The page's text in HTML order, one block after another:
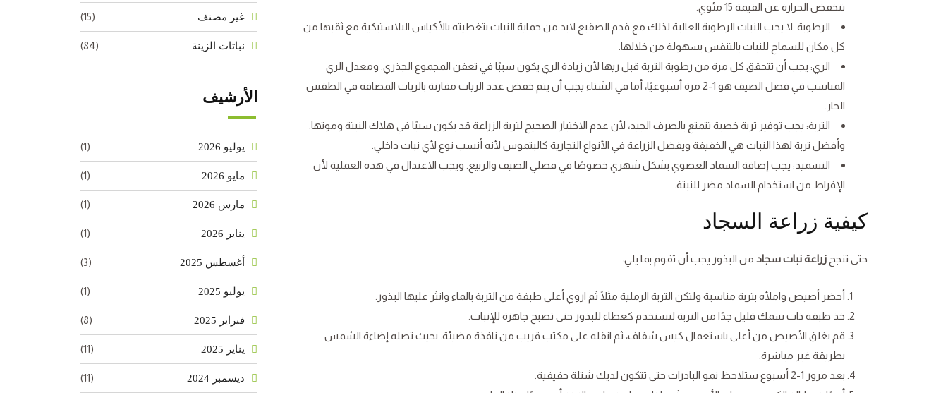
تنخفض الحرارة عن القيمة 15 مئوي.
الرطوبة: لا يحب النبات الرطوبة العالية لذلك مع قدم الصقيع لابد من حماية النبات بتغطيته بالأكياس البلاستيكية مع ثقبها من
كل مكان للسماح للنبات بالتنفس بسهولة من خلالها.
الري: يجب أن تتحقق كل مرة من رطوبة التربة قبل ريها لأن زيادة الري يكون سببًا في تعفن المجموع الجذري. ومعدل الري
المناسب في فصل الصيف هو 1-2 مرة أسبوعيًا، أما في الشتاء يجب أن يتم خفض عدد الريات مقارنة بالريات المضافة في الطقس
الحار.
التربة: يجب توفير تربة خصبة تتمتع بالصرف الجيد، لأن عدم الاختيار الصحيح لتربة الزراعة قد يكون سببًا في هلاك النبتة وموتها.
وأفضل تربة لهذا النبات هي الخفيفة ويفضل الزراعة في الأنواع التجارية كالبتموس لأنه أنسب نوع لأي نبات داخلي.
التسميد: يجب إضافة السماد العضوي بشكل شهري خصوصًا في فصلي الصيف والربيع. ويجب الاعتدال في هذه العملية لأن
الإفراط من استخدام السماد مضر للنبتة.
كيفية زراعة السجاد
حتى تنجح زراعة نبات سجاد من البذور يجب أن تقوم بما يلي:
أحضر أصيص واملأه بتربة مناسبة ولتكن التربة الرملية مثلًا ثم اروي أعلى طبقة من التربة بالماء وانثر عليها البذور.
خذ طبقة ذات سمك قليل جدًا من التربة لتستخدم كغطاء للبذور حتى تصبح جاهزة للإنبات.
قم بغلق الأصيص من أعلى باستعمال كيس شفاف، ثم انقله على مكتب قريب من نافذة مضيئة. بحيث تصله إضاءة الشمس
بطريقة غير مباشرة.
بعد مرور 1-2 أسبوع ستلاحظ نمو البادرات حتى تتكون لديك شتلة حقيقية.
غير مصنف (15)
نباتات الزينة (84)
الأرشيف
يوليو 2026 (1)
مايو 2026 (1)
مارس 2026 (1)
يناير 2026 (1)
أغسطس 2025 (3)
يوليو 2025 (1)
فبراير 2025 (8)
يناير 2025 (11)
ديسمبر 2024 (11)